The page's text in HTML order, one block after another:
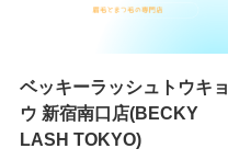
ベッキーラッシュトウキョ
ウ 新宿南口店(BECKY
LASH TOKYO)